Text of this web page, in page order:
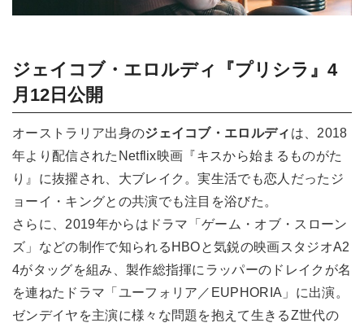
ジェイコブ・エロルディ『プリシラ』4
月12日公開
オーストラリア出身のジェイコブ・エロルディ は、2018
年より配信されたNetflix映画『キスから始まるものがた
り』に抜擢され、大ブレイク。実生活でも恋人だったジ
ョーイ・キングとの共演でも注目を浴びた。
さらに、2019年からはドラマ「ゲーム・オブ・スローン
ズ」などの制作で知られるHBOと気鋭の映画スタジオA2
4がタッグを組み、製作総指揮にラッパーのドレイクが名
を連ねたドラマ「ユーフォリア／EUPHORIA」に出演。
ゼンデイヤを主演に様々な問題を抱えて生きるZ世代の